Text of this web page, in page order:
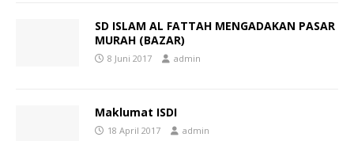
SD ISLAM AL FATTAH MENGADAKAN PASAR
MURAH (BAZAR)
8 Juni 2017 admin
Maklumat ISDI
18 April 2017 admin